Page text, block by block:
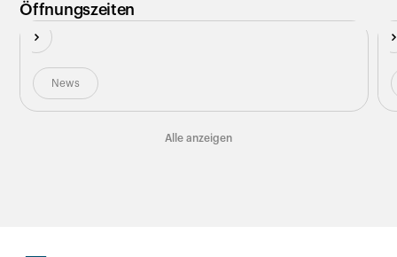
Öffnungszeiten
News
Alle anzeigen